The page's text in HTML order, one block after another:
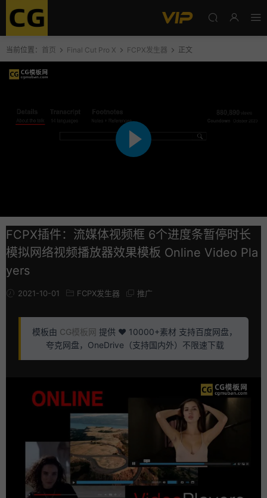
当前位置： 首页 Final Cut Pro X FCPX发生器 正文
FCPX插件：流媒体视频框 6个进度条暂停时长
模拟网络视频播放器效果模板 Online Video Pla
yers
2021-10-01 FCPX发生器 推广
模板由 CG模板网 提供 ❤️ 10000+素材 支持百度网盘，
夸克网盘，OneDrive（支持国内外）不限速下载